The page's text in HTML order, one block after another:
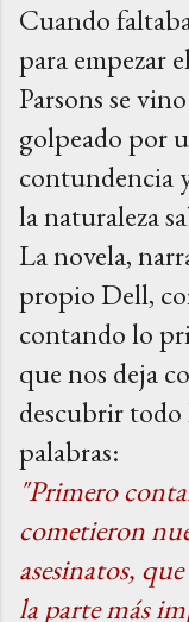
Cuando
para empezar
Parsons se
golpeado por
contundencia
la naturaleza
La novela,
propio Dell,
contando lo
que nos deja
descubrir todo
palabras:
"Primero
cometieron
asesinatos,
la parte más